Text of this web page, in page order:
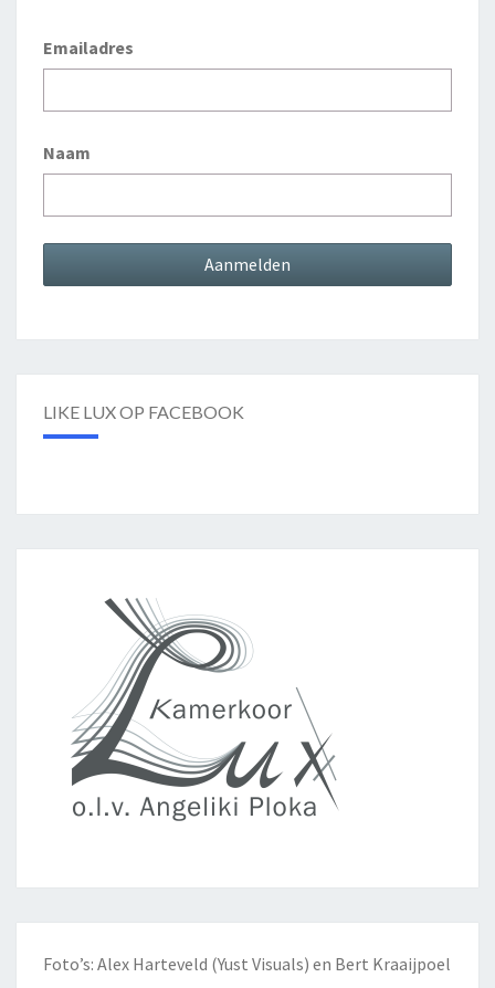
Emailadres
Naam
LIKE LUX OP FACEBOOK
Foto’s: Alex Harteveld (Yust Visuals) en Bert Kraaijpoel